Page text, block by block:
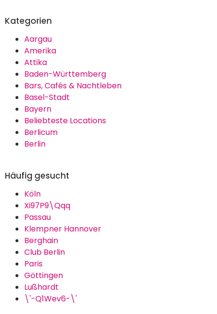
Kategorien
Aargau
Amerika
Attika
Baden-Württemberg
Bars, Cafés & Nachtleben
Basel-Stadt
Bayern
Beliebteste Locations
Berlicum
Berlin
Häufig gesucht
Köln
Xi97P9\Qqq
Passau
Klempner Hannover
Berghain
Club Berlin
Paris
Göttingen
Lußhardt
\'-Q1Wev6-\'